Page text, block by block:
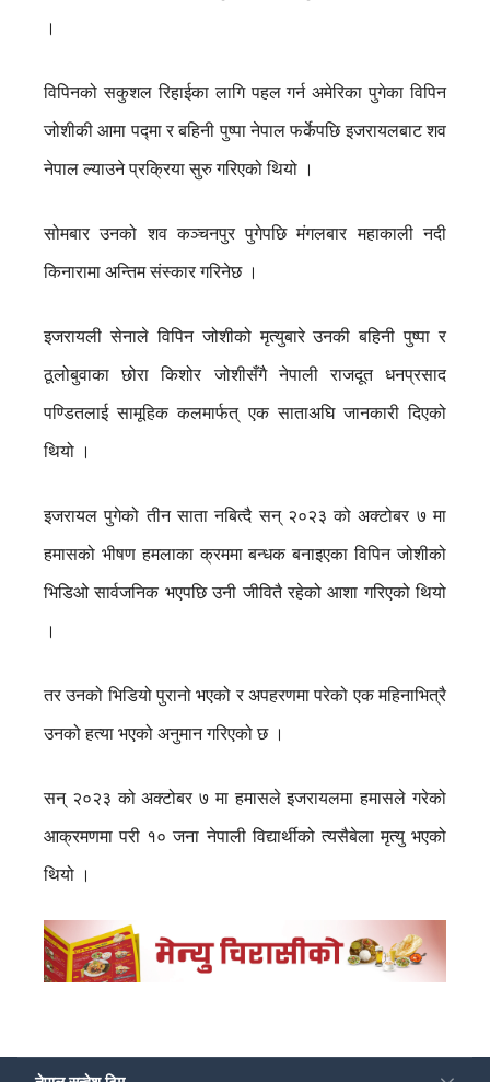
।
विपिनको सकुशल रिहाईका लागि पहल गर्न अमेरिका पुगेका विपिन
जोशीकी आमा पद्मा र बहिनी पुष्पा नेपाल फर्केपछि इजरायलबाट शव
नेपाल ल्याउने प्रक्रिया सुरु गरिएको थियो ।
सोमबार उनको शव कञ्चनपुर पुगेपछि मंगलबार महाकाली नदी
किनारामा अन्तिम संस्कार गरिनेछ ।
इजरायली सेनाले विपिन जोशीको मृत्युबारे उनकी बहिनी पुष्पा र
ठूलोबुवाका छोरा किशोर जोशीसँगै नेपाली राजदूत धनप्रसाद
पण्डितलाई सामूहिक कलमार्फत् एक साताअघि जानकारी दिएको
थियो ।
इजरायल पुगेको तीन साता नबित्दै सन् २०२३ को अक्टोबर ७ मा
हमासको भीषण हमलाका क्रममा बन्धक बनाइएका विपिन जोशीको
भिडिओ सार्वजनिक भएपछि उनी जीवितै रहेको आशा गरिएको थियो
।
तर उनको भिडियो पुरानो भएको र अपहरणमा परेको एक महिनाभित्रै
उनको हत्या भएको अनुमान गरिएको छ ।
सन् २०२३ को अक्टोबर ७ मा हमासले इजरायलमा हमासले गरेको
आक्रमणमा परी १० जना नेपाली विद्यार्थीको त्यसैबेला मृत्यु भएको
थियो ।